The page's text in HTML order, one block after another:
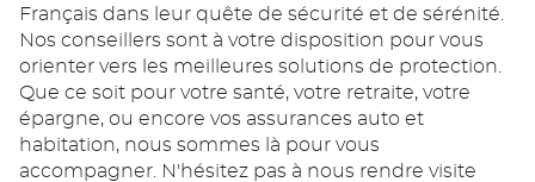
Français dans leur quête de sécurité et de sérénité.
Nos conseillers sont à votre disposition pour vous
orienter vers les meilleures solutions de protection.
Que ce soit pour votre santé, votre retraite, votre
épargne, ou encore vos assurances auto et
habitation, nous sommes là pour vous
accompagner. N'hésitez pas à nous rendre visite